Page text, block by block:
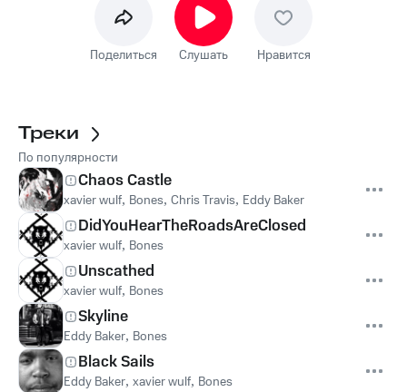
Поделиться Слушать Нравится
Треки
По популярности
Chaos Castle
xavier wulf, Bones, Chris Travis, Eddy Baker
DidYouHearTheRoadsAreClosed
xavier wulf, Bones
Unscathed
xavier wulf, Bones
Skyline
Eddy Baker, Bones
Black Sails
Eddy Baker, xavier wulf, Bones